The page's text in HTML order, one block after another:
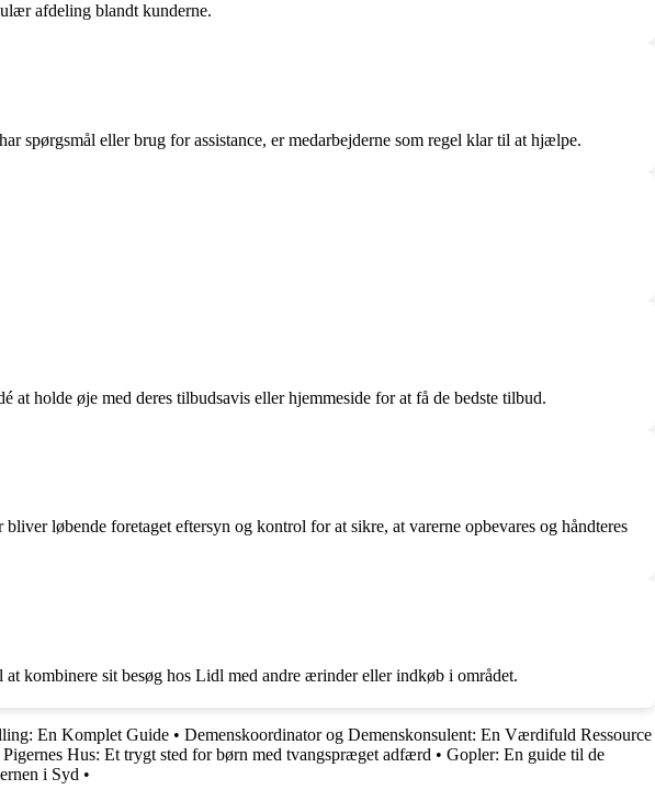
afdeling blandt kunderne.
eller brug for assistance, er medarbejderne som regel klar til at hjælpe.
holde øje med deres tilbudsavis eller hjemmeside for at få de bedste tilbud.
løbende foretaget eftersyn og kontrol for at sikre, at varerne opbevares og håndteres
kombinere sit besøg hos Lidl med andre ærinder eller indkøb i området.
En Komplet Guide • Demenskoordinator og Demenskonsulent: En Værdifuld Ressource
Pigernes Hus: Et trygt sted for børn med tvangspræget adfærd • Gopler: En guide til de
i Syd •